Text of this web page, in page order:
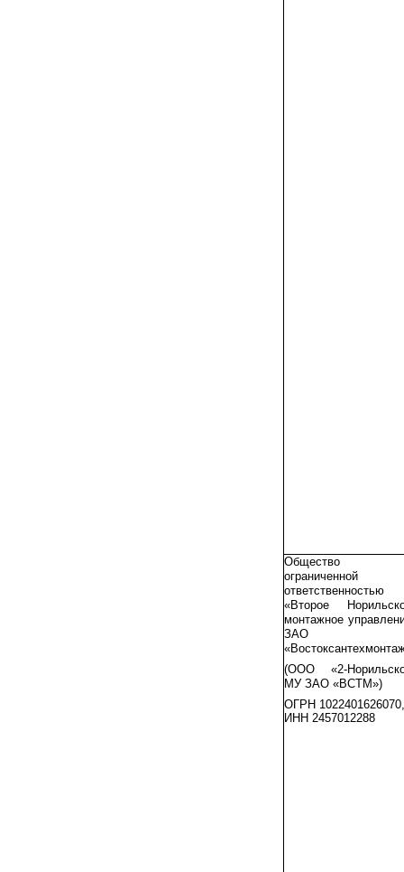
Общество
ограниченной
ответственностью
«Второе
монтажное
ЗАО
(ООО «2-
МУ ЗАО «ВСТМ»)
ОГРН 1022401626070,
ИНН 2457012288